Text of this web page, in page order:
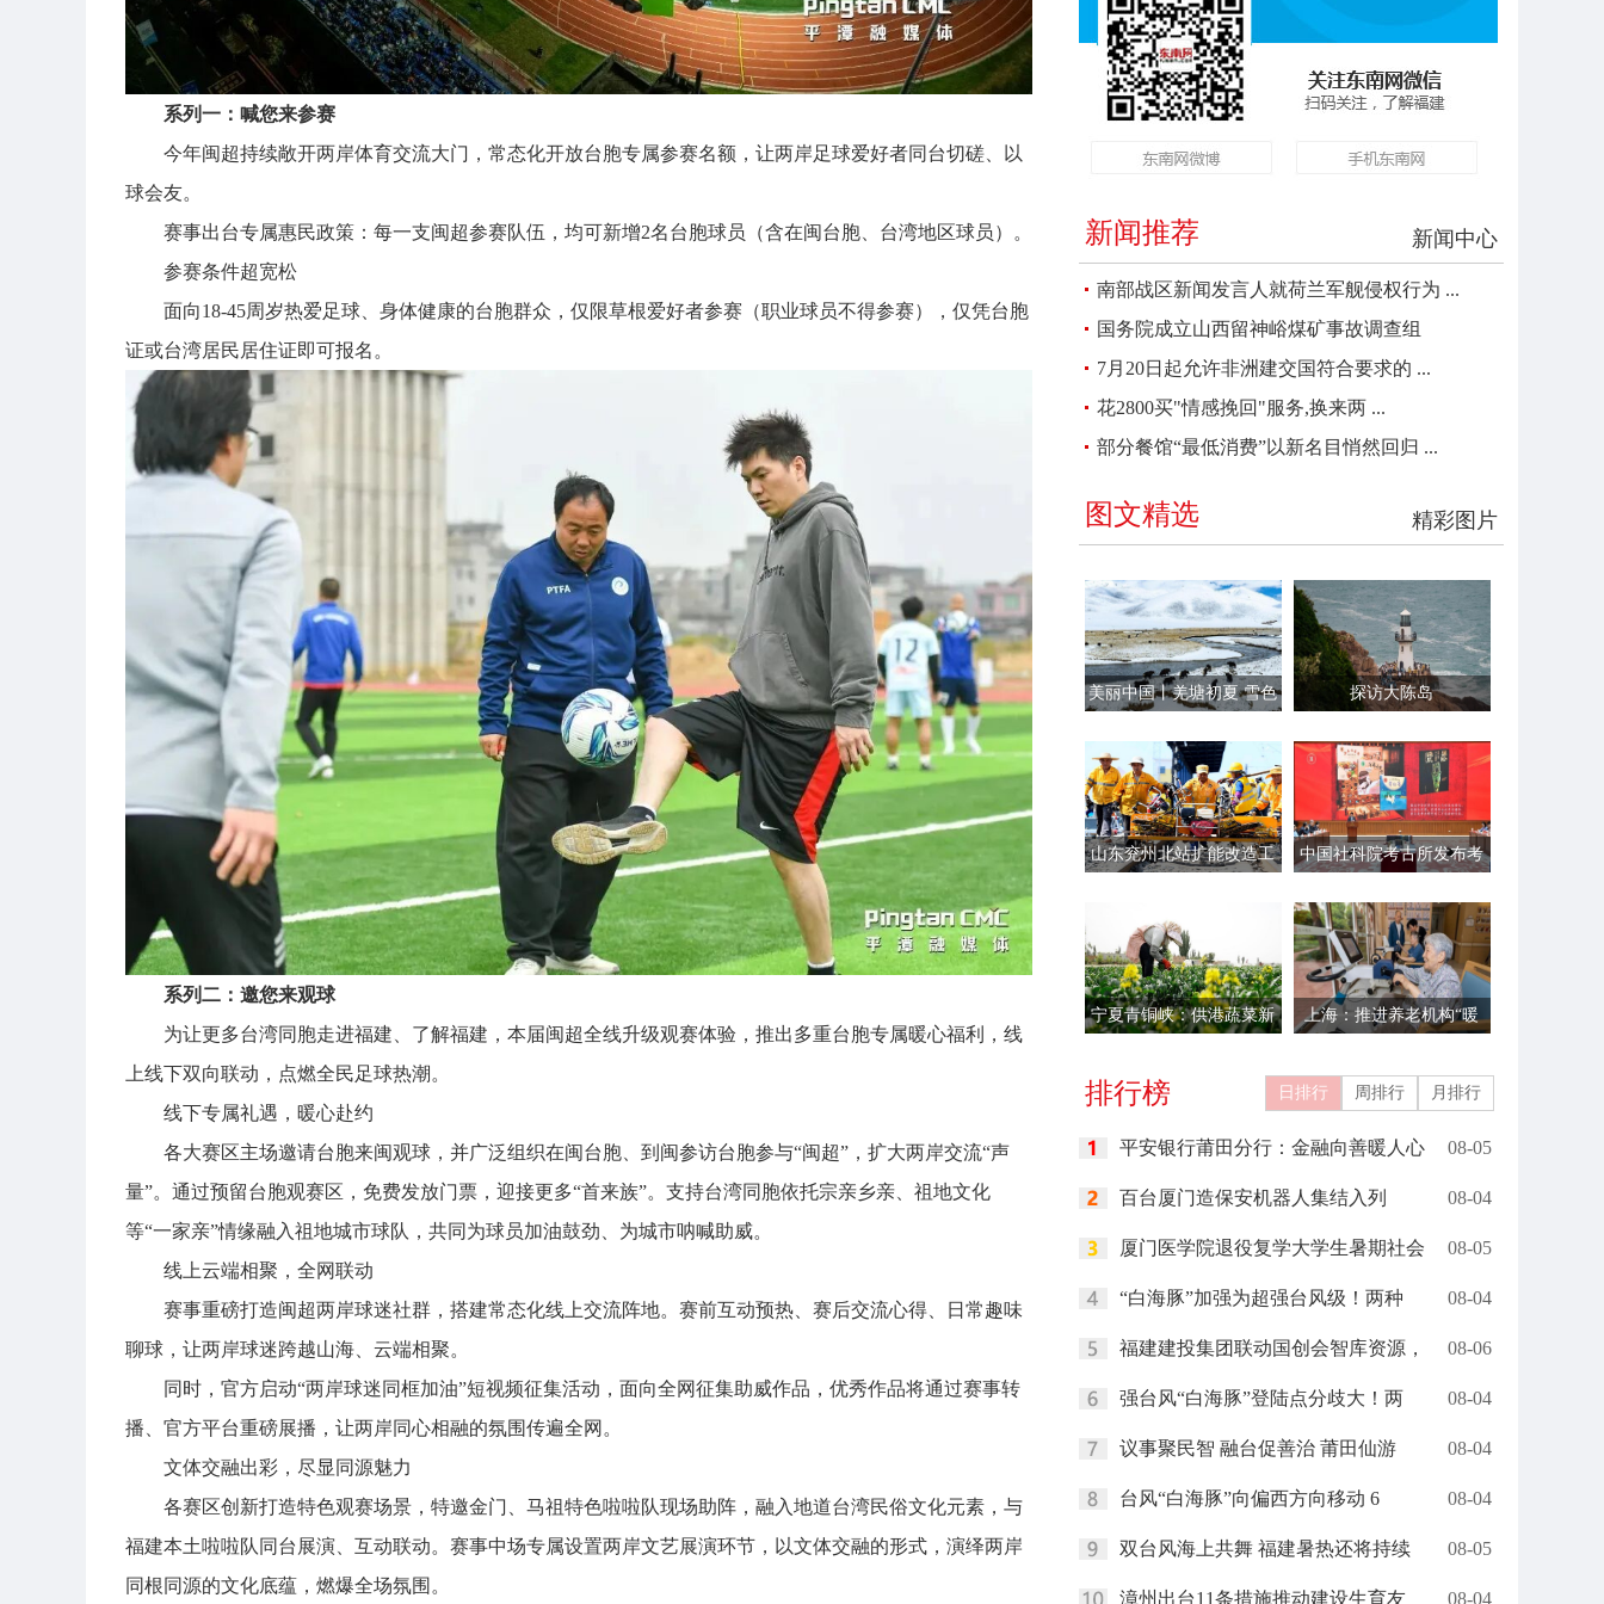
系列一：喊您来参赛
今年闽超持续敞开两岸体育交流大门，常态化开放台胞专属参赛名额，让两岸足球爱好者同台切磋、以
球会友。
赛事出台专属惠民政策：每一支闽超参赛队伍，均可新增2名台胞球员（含在闽台胞、台湾地区球员）。
参赛条件超宽松
面向18-45周岁热爱足球、身体健康的台胞群众，仅限草根爱好者参赛（职业球员不得参赛），仅凭台胞
证或台湾居民居住证即可报名。
系列二：邀您来观球
为让更多台湾同胞走进福建、了解福建，本届闽超全线升级观赛体验，推出多重台胞专属暖心福利，线
上线下双向联动，点燃全民足球热潮。
线下专属礼遇，暖心赴约
各大赛区主场邀请台胞来闽观球，并广泛组织在闽台胞、到闽参访台胞参与“闽超”，扩大两岸交流“声
量”。通过预留台胞观赛区，免费发放门票，迎接更多“首来族”。支持台湾同胞依托宗亲乡亲、祖地文化
等“一家亲”情缘融入祖地城市球队，共同为球员加油鼓劲、为城市呐喊助威。
线上云端相聚，全网联动
赛事重磅打造闽超两岸球迷社群，搭建常态化线上交流阵地。赛前互动预热、赛后交流心得、日常趣味
聊球，让两岸球迷跨越山海、云端相聚。
同时，官方启动“两岸球迷同框加油”短视频征集活动，面向全网征集助威作品，优秀作品将通过赛事转
播、官方平台重磅展播，让两岸同心相融的氛围传遍全网。
文体交融出彩，尽显同源魅力
各赛区创新打造特色观赛场景，特邀金门、马祖特色啦啦队现场助阵，融入地道台湾民俗文化元素，与
福建本土啦啦队同台展演、互动联动。赛事中场专属设置两岸文艺展演环节，以文体交融的形式，演绎两岸
同根同源的文化底蕴，燃爆全场氛围。
新闻中心
新闻推荐
南部战区新闻发言人就荷兰军舰侵权行为 ...
国务院成立山西留神峪煤矿事故调查组
7月20日起允许非洲建交国符合要求的 ...
花2800买"情感挽回"服务,换来两 ...
部分餐馆“最低消费”以新名目悄然回归 ...
精彩图片
图文精选
美丽中国丨羌塘初夏 雪色
探访大陈岛
山东兖州北站扩能改造工
中国社科院考古所发布考
宁夏青铜峡：供港蔬菜新
上海：推进养老机构“暖
排行榜 日排行 周排行 月排行
平安银行莆田分行：金融向善暖人心 08-05
百台厦门造保安机器人集结入列 08-04
厦门医学院退役复学大学生暑期社会 08-05
“白海豚”加强为超强台风级！两种 08-04
福建建投集团联动国创会智库资源， 08-06
强台风“白海豚”登陆点分歧大！两 08-04
议事聚民智 融台促善治 莆田仙游 08-04
台风“白海豚”向偏西方向移动 6 08-04
双台风海上共舞 福建暑热还将持续 08-05
漳州出台11条措施推动建设生育友 08-04